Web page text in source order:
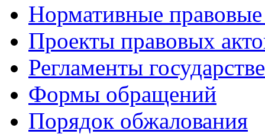
Нормативные
Проекты правовых
Регламенты
Формы обращений
Порядок обжалования